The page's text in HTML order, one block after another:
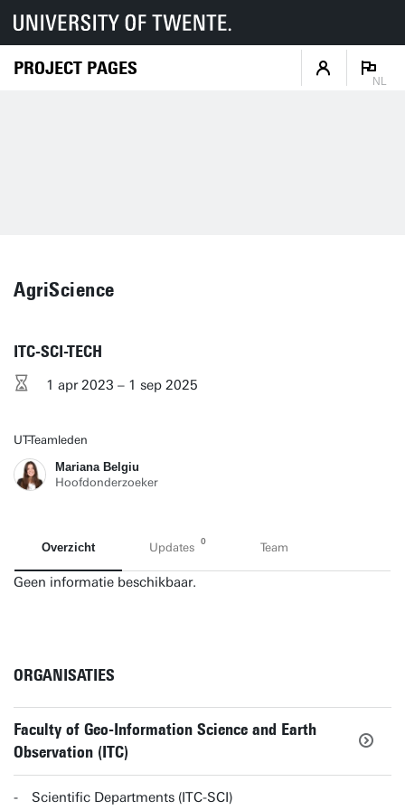
PROJECT PAGES
NL
AgriScience
ITC-SCI-TECH
1 apr 2023 – 1 sep 2025
UT-Teamleden
Mariana Belgiu
Hoofdonderzoeker
Overzicht Updates 0 Team
Geen informatie beschikbaar.
ORGANISATIES
Faculty of Geo-Information Science and Earth
Observation (ITC)
Scientific Departments (ITC-SCI)